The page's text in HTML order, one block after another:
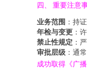
四、 重要注意
业务范围 ：持
年检与变更 ：
禁止性规定 ：
审批层级 ：通
成功取得《广